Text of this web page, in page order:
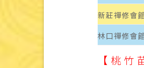
新莊禪修會
林口禪修會
【 桃 竹